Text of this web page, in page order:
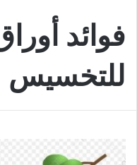
فوائد
للتخسيس